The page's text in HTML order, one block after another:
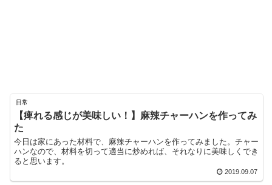
日常
【痺れる感じが美味しい！】麻辣チャーハンを作ってみ
た
今日は家にあった材料で、麻辣チャーハンを作ってみました。チャー
ハンなので、材料を切って適当に炒めれば、それなりに美味しくでき
ると思います。
2019.09.07